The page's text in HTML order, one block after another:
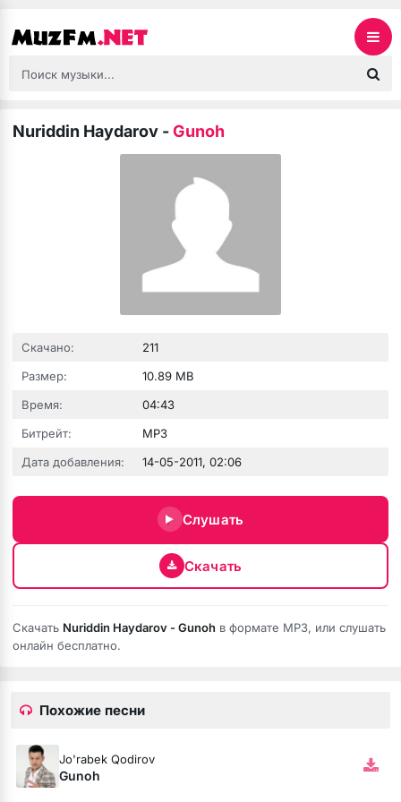
ни била
душа
Nuriddin Haydarov -Gunoh
Скачано:
211
Размер:
10.89 MB
Время:
04:43
Битрейт:
MP3
Дата добавления:
14-05-2011, 02:06
Слушать
Скачать
Скачать Nuriddin Haydarov - Gunoh в формате MP3, или слушать
онлайн бесплатно.
Похожие песни
Jo'rabek Qodirov
Gunoh